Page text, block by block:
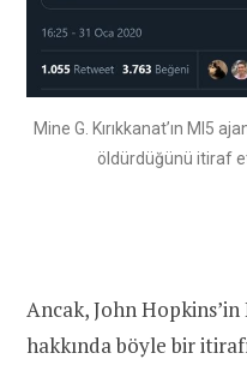
Mine G. Kırıkkanat’ın MI5
öldürdüğünü itiraf
Ancak, John
hakkında böyle bir